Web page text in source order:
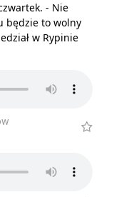
- Nie
będzie to wolny
w Rypinie